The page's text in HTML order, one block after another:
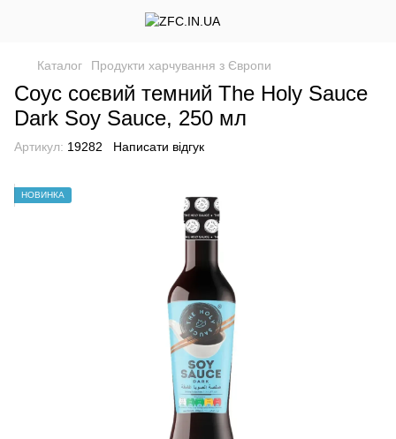
Каталог Продукти харчування з Європи
Соус соєвий темний The Holy Sauce
Dark Soy Sauce, 250 мл
Артикул: 19282 Написати відгук
НОВИНКА